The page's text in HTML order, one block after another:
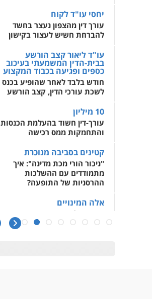
יחסי עו"ד לקוח
עורך דין מהצפון נעצר בחשד
להברחת חשיש לעצור בקישון
עו"ד ליאור קצב הורשע
בבית-הדין המשמעתי בעיכוב
כספים ופגיעה בכבוד המקצוע
חודש בלבד לאחר שהופיע בכנס
לשכת עורכי הדין, קצב הורשע
10 מיליון
עורך-דין חשוד בהעלמת הכנסות
והתחמקות ממס רכישה
קטינים בסביבה מנוכרת
"ניכור הורי מכת מדינה": איך
מתמודדים עם ההשלכות
ההרסניות של התופעה?
אלה המינויים
הוועדה לבחירת שופטים בחרה
26 שופטים ורשמים נוספים